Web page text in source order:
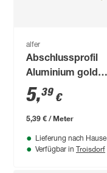
alfer
Abschlussprofil
Aluminium gold
1000 x 26 mm
5,39 €
5,39 € / Meter
Lieferung nach Hause
Verfügbar in Troisdorf